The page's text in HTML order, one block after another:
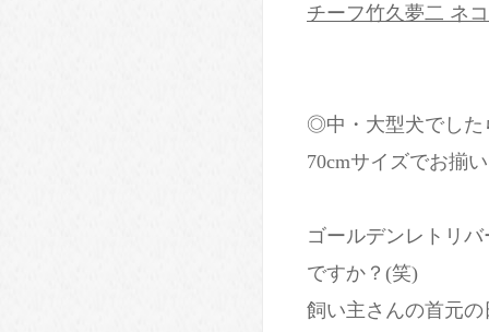
チーフ竹久夢二 ネ
◎中・大型犬でした
70cmサイズでお揃
ゴールデンレトリ
ですか？(笑)
飼い主さんの首元